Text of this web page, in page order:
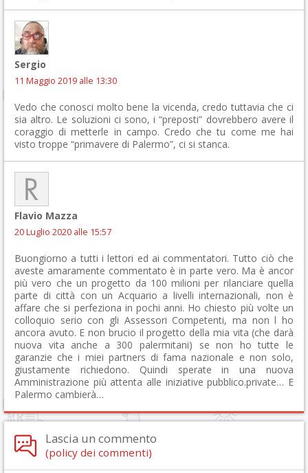
Sergio
11 Maggio 2019 alle 13:30
Vedo che conosci molto bene la vicenda, credo tuttavia che ci
sia altro. Le soluzioni ci sono, i “preposti” dovrebbero avere il
coraggio di metterle in campo. Credo che tu come me hai
visto troppe “primavere di Palermo”, ci si stanca.
Flavio Mazza
20 Luglio 2020 alle 15:57
Buongiorno a tutti i lettori ed ai commentatori. Tutto ciò che
aveste amaramente commentato è in parte vero. Ma è ancor
più vero che un progetto da 100 milioni per rilanciare quella
parte di città con un Acquario a livelli internazionali, non è
affare che si perfeziona in pochi anni. Ho chiesto più volte un
colloquio serio con gli Assessori Competenti, ma non l ho
ancora avuto. E non brucio il progetto della mia vita (che darà
nuova vita anche a 300 palermitani) se non ho tutte le
garanzie che i miei partners di fama nazionale e non solo,
giustamente richiedono. Quindi sperate in una nuova
Amministrazione più attenta alle iniziative pubblico.private… E
Palermo cambierà…
Lascia un commento
(policy dei commenti)